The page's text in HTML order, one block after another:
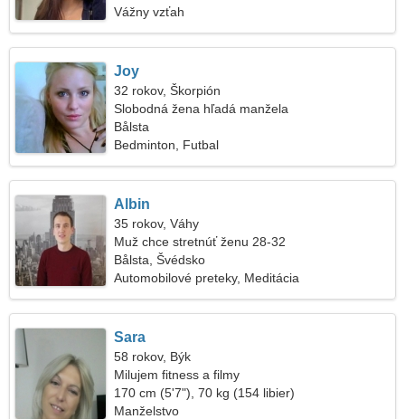
Vážny vzťah
Joy
32 rokov, Škorpión
Slobodná žena hľadá manžela
Bålsta
Bedminton, Futbal
Albin
35 rokov, Váhy
Muž chce stretnúť ženu 28-32
Bålsta, Švédsko
Automobilové preteky, Meditácia
Sara
58 rokov, Býk
Milujem fitness a filmy
170 cm (5'7"), 70 kg (154 libier)
Manželstvo